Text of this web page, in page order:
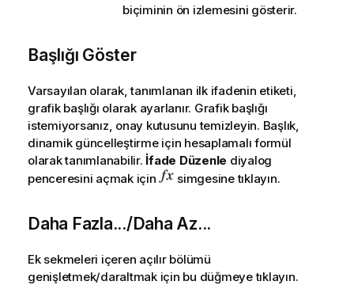
biçiminin ön izlemesini gösterir.
Başlığı Göster
Varsayılan olarak, tanımlanan ilk ifadenin etiketi,
grafik başlığı olarak ayarlanır. Grafik başlığı
istemiyorsanız, onay kutusunu temizleyin. Başlık,
dinamik güncelleştirme için hesaplamalı formül
olarak tanımlanabilir. İfade Düzenle diyalog
penceresini açmak için
simgesine tıklayın.
Daha Fazla.../Daha Az...
Ek sekmeleri içeren açılır bölümü
genişletmek/daraltmak için bu düğmeye tıklayın.